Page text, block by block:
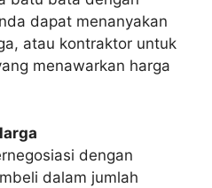
dapat menanyakan
atau kontraktor untuk
menawarkan harga
dengan
dalam jumlah